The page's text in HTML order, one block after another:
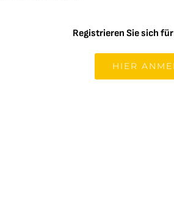
Registrieren Sie sich
HIER